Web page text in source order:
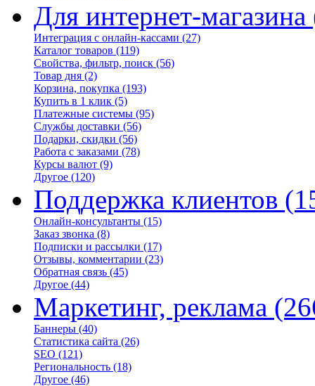
Для интернет-магазина
Интеграция с онлайн-кассами (27)
Каталог товаров (119)
Свойства, фильтр, поиск (56)
Товар дня (2)
Корзина, покупка (193)
Купить в 1 клик (5)
Платежные системы (95)
Службы доставки (56)
Подарки, скидки (56)
Работа с заказами (78)
Курсы валют (9)
Другое (120)
Поддержка клиентов
Онлайн-консультанты (15)
Заказ звонка (8)
Подписки и рассылки (17)
Отзывы, комментарии (23)
Обратная связь (45)
Другое (44)
Маркетинг, реклама
Баннеры (40)
Статистика сайта (26)
SEO (121)
Региональность (18)
Другое (46)